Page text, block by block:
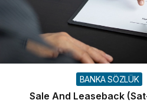
BANKA SÖZLÜK
Sale And Leaseback